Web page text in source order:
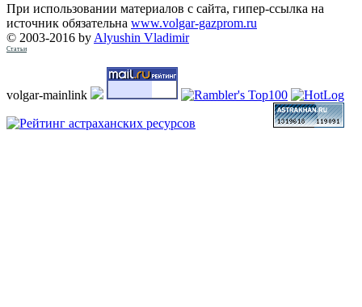
При использовании материалов с сайта, гипер-ссылка на
источник обязательна www.volgar-gazprom.ru
© 2003-2016 by Alyushin Vladimir
Статьи
volgar-mainlink